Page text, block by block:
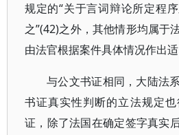
规定的“关于言词辩论所定程
之”(42)之外，其他情形均属于
由法官根据案件具体情况作出
与公文书证相同，大陆法
书证真实性判断的立法规定
证，除了法国在确定签字真实